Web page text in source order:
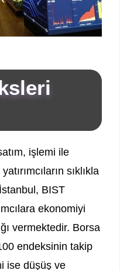
işlemi ile
sıklıkla
BIST
ekonomiyi
vermektedir. Borsa
endeksinin takip
ise düşüş ve